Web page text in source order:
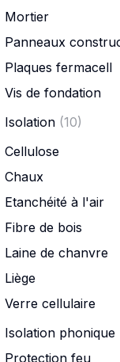
Mortier
Panneaux
Plaques fermacell
Vis de fondation
Isolation (10)
Cellulose
Chaux
Etanchéité à l'air
Fibre de bois
Laine de chanvre
Liège
Verre cellulaire
Isolation phonique
Protection feu